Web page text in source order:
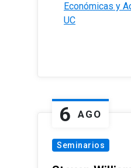
Económicas y
UC
6 AGO
Seminarios